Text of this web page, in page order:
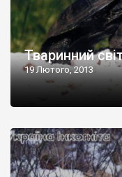
Тваринний
19 Лютого, 2013